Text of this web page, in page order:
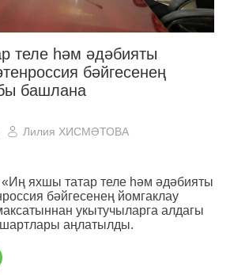
теле һәм әдәбияты
бәйгесенең
башлана
Лилия ХИСМӘТОВА
яхшы татар теле һәм әдәбияты
бәйгесенең йомгаклау
укытучыларга алдагы
аңлатылды.